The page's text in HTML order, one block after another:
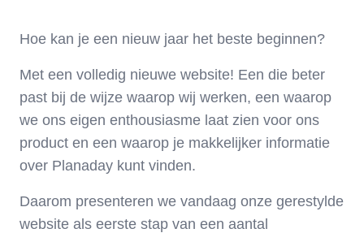
Hoe kan je een nieuw jaar het beste beginnen?
Met een volledig nieuwe website! Een die beter
past bij de wijze waarop wij werken, een waarop
we ons eigen enthousiasme laat zien voor ons
product en een waarop je makkelijker informatie
over Planaday kunt vinden.
Daarom presenteren we vandaag onze gerestylde
website als eerste stap van een aantal